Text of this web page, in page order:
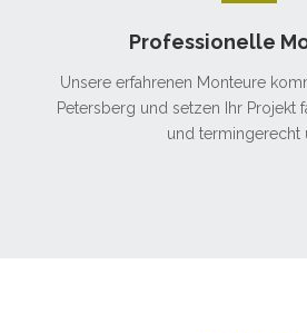
Professionelle
Unsere erfahrenen Monteure
Petersberg und setzen Ihr Projekt
und termingerecht